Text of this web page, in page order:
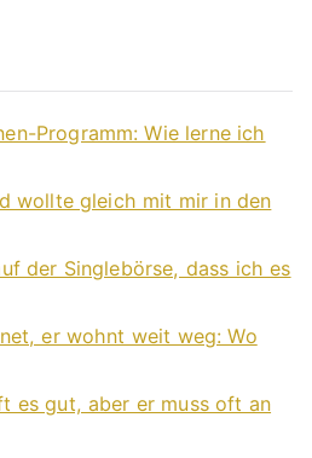
Programm: Wie lerne ich
wollte gleich mit mir in den
der Singlebörse, dass ich es
er wohnt weit weg: Wo
es gut, aber er muss oft an